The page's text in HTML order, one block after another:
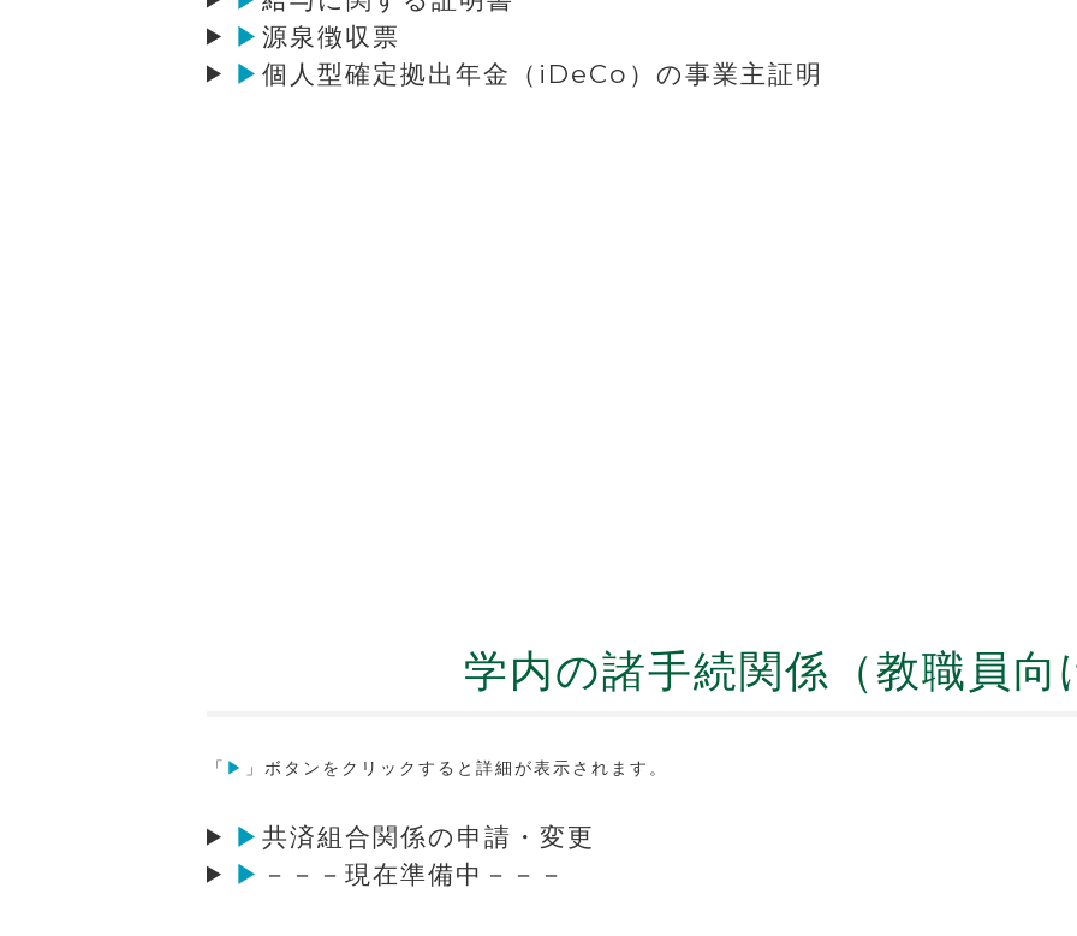
▶ 源泉徴収票
▶ 個人型確定拠出年金（iDeCo）の事業主証明
学内の諸手続関係（教職員向
「 ▶ 」ボタンをクリックすると詳細が表示されます。
▶ 共済組合関係の申請・変更
▶ －－－現在準備中－－－